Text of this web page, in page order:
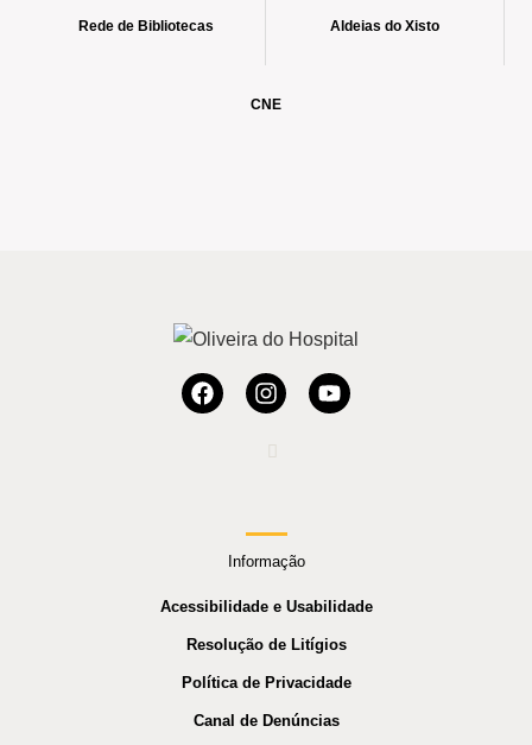
Rede de Bibliotecas Aldeias do Xisto
CNE
Informação
Acessibilidade e Usabilidade
Resolução de Litígios
Política de Privacidade
Canal de Denúncias